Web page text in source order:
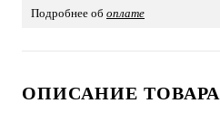
Подробнее об оплате
ОПИСАНИЕ ТОВАРА